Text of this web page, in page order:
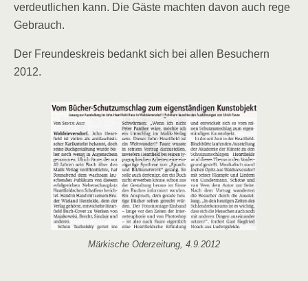
verdeutlichen kann. Die Gäste machten davon auch rege
Gebrauch.
Der Freundeskreis bedankt sich bei allen Besuchern
2012.
Märkische Oderzeitung, 4.9.2012